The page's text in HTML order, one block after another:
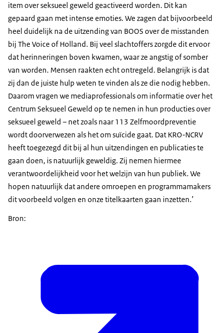
item over seksueel geweld geactiveerd worden. Dit kan
gepaard gaan met intense emoties. We zagen dat bijvoorbeeld
heel duidelijk na de uitzending van BOOS over de misstanden
bij The Voice of Holland. Bij veel slachtoffers zorgde dit ervoor
dat herinneringen boven kwamen, waar ze angstig of somber
van worden. Mensen raakten echt ontregeld. Belangrijk is dat
zij dan de juiste hulp weten te vinden als ze die nodig hebben.
Daarom vragen we mediaprofessionals om informatie over het
Centrum Seksueel Geweld op te nemen in hun producties over
seksueel geweld – net zoals naar 113 Zelfmoordpreventie
wordt doorverwezen als het om suïcide gaat. Dat KRO-NCRV
heeft toegezegd dit bij al hun uitzendingen en publicaties te
gaan doen, is natuurlijk geweldig. Zij nemen hiermee
verantwoordelijkheid voor het welzijn van hun publiek. We
hopen natuurlijk dat andere omroepen en programmamakers
dit voorbeeld volgen en onze titelkaarten gaan inzetten.’
Bron: